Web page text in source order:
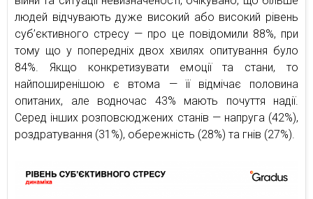
людей відчувають дуже високий або високий рівень
суб’єктивного стресу — про це повідомили 88%, при
тому що у попередніх двох хвилях опитування було
84%. Якщо конкретизувати емоції та стани, то
найпоширенішою є втома — її відмічає половина
опитаних, але водночас 43% мають почуття надії.
Серед інших розповсюджених станів — напруга (42%),
роздратування (31%), обережність (28%) та гнів (27%).